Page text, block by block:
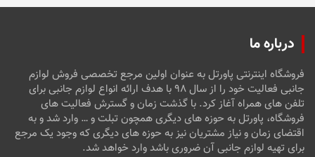
درباره ما
فروشگاه اینترنتی پاورتل به عنوان اولین مرجع تخصصی فروش لوازم
جانبی فعالیت خود را از سال ۹۸ با هدف ارائه انواع لوازم جانبی برای
تلفن های همراه آغاز کرد. با گذشت زمان و گسترش فعالیت های
فروشگاه، پاورتل به حوزه های دیگری همچون تبلت و … وارد شد و به
اقتضای زمان و نیاز مشتریان نیز به حوزه های دیگری که وجود یک مرجع
برای تهیه لوازم جانبی آن ضروری باشد وارد خواهد شد.